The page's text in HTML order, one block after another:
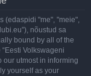
(edaspidi "me", "meie",
nõustud sa
bound by all of the
Volkswageni
our utmost in informing
yourself as your